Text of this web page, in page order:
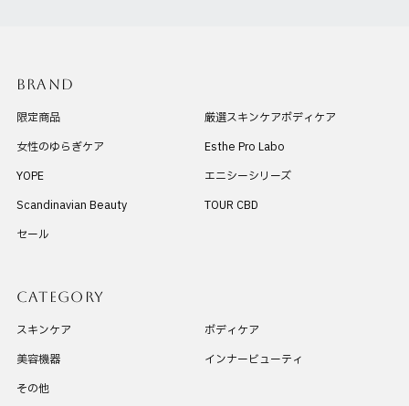
BRAND
限定商品
厳選スキンケアボディケア
女性のゆらぎケア
Esthe Pro Labo
YOPE
エニシーシリーズ
Scandinavian Beauty
TOUR CBD
セール
CATEGORY
スキンケア
ボディケア
美容機器
インナービューティ
その他